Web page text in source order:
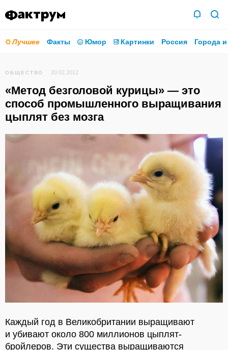
Лучшее Факты Юмор Картинки Россия Города
ОБЩЕСТВО 20.02.2012
«Метод безголовой курицы» — это
способ промышленного выращивания
цыплят без мозга
Каждый год в Великобритании выращивают
и убивают около 800 миллионов цыплят-
бройлеров. Эти существа выращиваются